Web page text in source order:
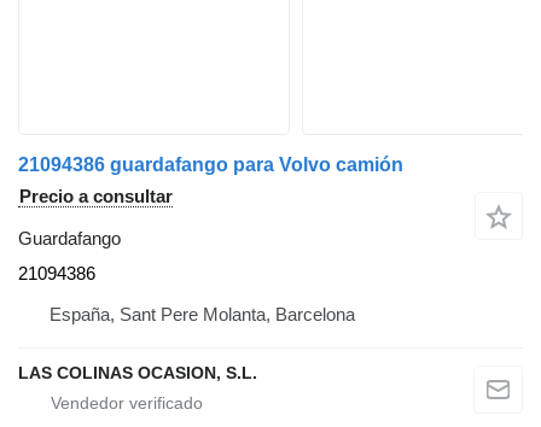
21094386 guardafango para Volvo camión
Precio a consultar
Guardafango
21094386
España, Sant Pere Molanta, Barcelona
LAS COLINAS OCASION, S.L.